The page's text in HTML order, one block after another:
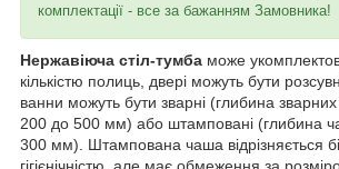
комплектації - все за бажанням Замовника!
Нержавіюча стіл-тумба може
кількістю полиць, двері можуть бути
ванни можуть бути зварні (глибина
200 до 500 мм) або штамповані (глибина
300 мм). Штампована чаша відрізняється
гігієнічністю, але має обмеження за